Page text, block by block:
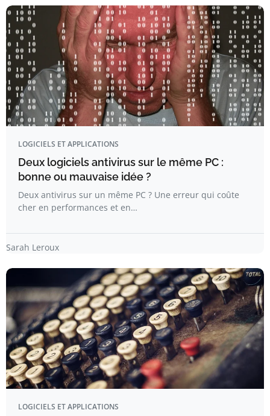
LOGICIELS ET APPLICATIONS
Deux logiciels antivirus sur le même PC :
bonne ou mauvaise idée ?
Deux antivirus sur un même PC ? Une erreur qui coûte
cher en performances et en…
Sarah Leroux
LOGICIELS ET APPLICATIONS